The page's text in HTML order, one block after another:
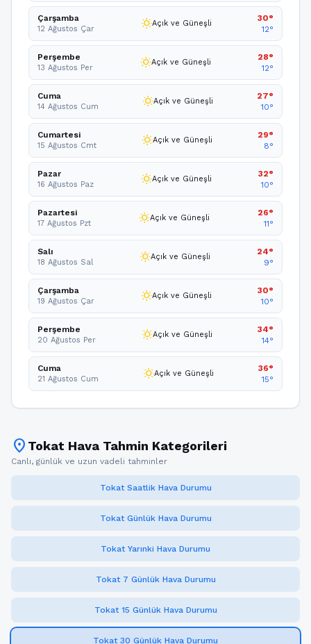
Çarşamba
12 Ağustos Çar wb_sunnyAçık ve Güneşli
30°
12°
Perşembe
13 Ağustos Per wb_sunnyAçık ve Güneşli
28°
12°
Cuma
14 Ağustos Cum wb_sunnyAçık ve Güneşli
27°
10°
Cumartesi
15 Ağustos Cmt wb_sunnyAçık ve Güneşli
29°
8°
Pazar
16 Ağustos Paz wb_sunnyAçık ve Güneşli
32°
10°
Pazartesi
17 Ağustos Pzt wb_sunnyAçık ve Güneşli
26°
11°
Salı
18 Ağustos Sal wb_sunnyAçık ve Güneşli
24°
9°
Çarşamba
19 Ağustos Çar wb_sunnyAçık ve Güneşli
30°
10°
Perşembe
20 Ağustos Per wb_sunnyAçık ve Güneşli
34°
14°
Cuma
21 Ağustos Cum wb_sunnyAçık ve Güneşli
36°
15°
location_on Tokat Hava Tahmin Kategorileri
Canlı, günlük ve uzun vadeli tahminler
Tokat Saatlik Hava Durumu
Tokat Günlük Hava Durumu
Tokat Yarınki Hava Durumu
Tokat 7 Günlük Hava Durumu
Tokat 15 Günlük Hava Durumu
Tokat 30 Günlük Hava Durumu